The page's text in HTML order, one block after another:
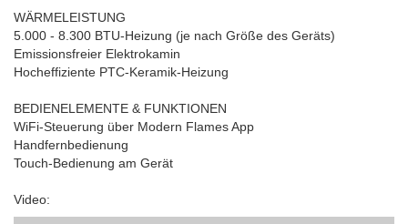
WÄRMELEISTUNG
5.000 - 8.300 BTU-Heizung (je nach Größe des Geräts)
Emissionsfreier Elektrokamin
Hocheffiziente PTC-Keramik-Heizung
BEDIENELEMENTE & FUNKTIONEN
WiFi-Steuerung über Modern Flames App
Handfernbedienung
Touch-Bedienung am Gerät
Video: